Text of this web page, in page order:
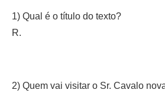
1) Qual é o título do texto?
R.
2) Quem vai visitar o Sr. Cavalo